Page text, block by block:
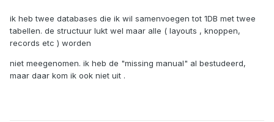
ik heb twee databases die ik wil samenvoegen tot 1DB met twee
tabellen. de structuur lukt wel maar alle ( layouts , knoppen,
records etc ) worden
niet meegenomen. ik heb de "missing manual" al bestudeerd,
maar daar kom ik ook niet uit .